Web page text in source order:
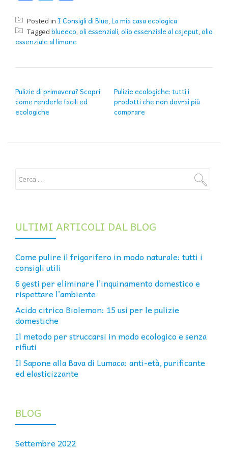
Posted in I Consigli di Blue,La mia casa ecologica
Tagged blueeco,oli essenziali,olio essenziale al cajeput,olio
essenziale al limone
Pulizie di primavera? Scopri
come renderle facili ed
ecologiche
Pulizie ecologiche: tutti i
prodotti che non dovrai più
comprare
ULTIMI ARTICOLI DAL BLOG
Come pulire il frigorifero in modo naturale: tutti i
consigli utili
6 gesti per eliminare l’inquinamento domestico e
rispettare l’ambiente
Acido citrico Biolemon: 15 usi per le pulizie
domestiche
Il metodo per struccarsi in modo ecologico e senza
rifiuti
Il Sapone alla Bava di Lumaca: anti-età, purificante
ed elasticizzante
BLOG
Settembre 2022